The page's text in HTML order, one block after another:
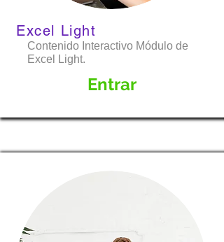
Contenido Interactivo Módulo de
Excel Light.
Excel Light
Entrar